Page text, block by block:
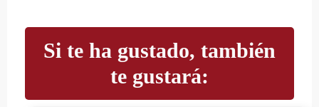
Si te ha gustado, también
te gustará: